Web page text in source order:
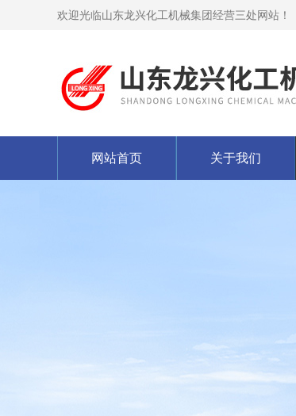
欢迎光临山东龙兴化工机械集团经营三处网站！
网站首页 关于我们